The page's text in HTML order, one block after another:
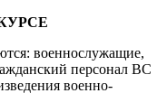
военнослужащие,
персонал ВС
военно-